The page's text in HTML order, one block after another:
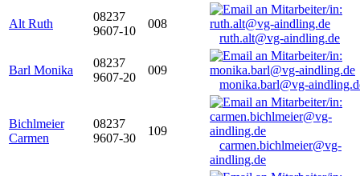
Alt Ruth
08237
9607-10
008
ruth.alt@vg-aindling.de
Barl Monika
08237
9607-20
009
monika.barl@vg-
Bichlmeier
Carmen
08237
9607-30
109
carmen.bichlmeier@vg-
aindling.de